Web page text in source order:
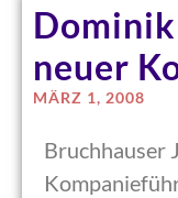
neuer
MÄRZ 1, 2008
Bruchhauser